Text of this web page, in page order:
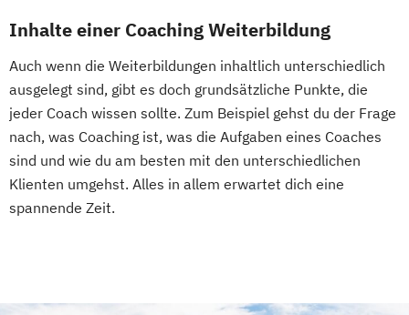
Inhalte einer Coaching Weiterbildung
Auch wenn die Weiterbildungen inhaltlich unterschiedlich
ausgelegt sind, gibt es doch grundsätzliche Punkte, die
jeder Coach wissen sollte. Zum Beispiel gehst du der Frage
nach, was Coaching ist, was die Aufgaben eines Coaches
sind und wie du am besten mit den unterschiedlichen
Klienten umgehst. Alles in allem erwartet dich eine
spannende Zeit.